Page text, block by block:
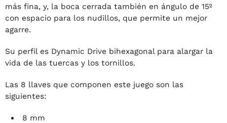
más fina, y, la boca cerrada también en ángulo de 15º
con espacio para los nudillos, que permite un mejor
agarre.
Su perfil es Dynamic Drive bihexagonal para alargar la
vida de las tuercas y los tornillos.
Las 8 llaves que componen este juego son las
siguientes:
8 mm